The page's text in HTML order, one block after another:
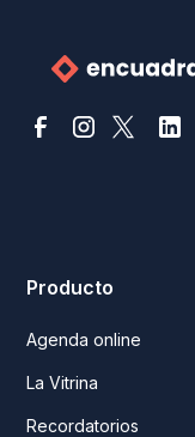
Producto
Agenda online
La Vitrina
Recordatorios